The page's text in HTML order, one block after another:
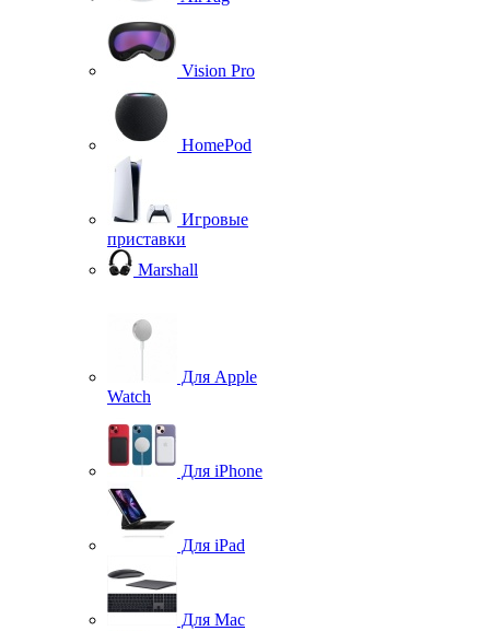
Vision Pro
HomePod
Игровые
приставки
Marshall
Для Apple
Watch
Для iPhone
Для iPad
Для Mac